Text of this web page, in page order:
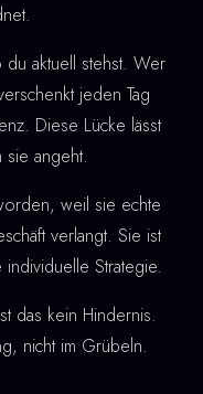
aktuell stehst. Wer
jeden Tag
Diese Lücke lässt
sie angeht.
weil sie echte
verlangt. Sie ist
Strategie.
das kein Hindernis.
nicht im Grübeln.